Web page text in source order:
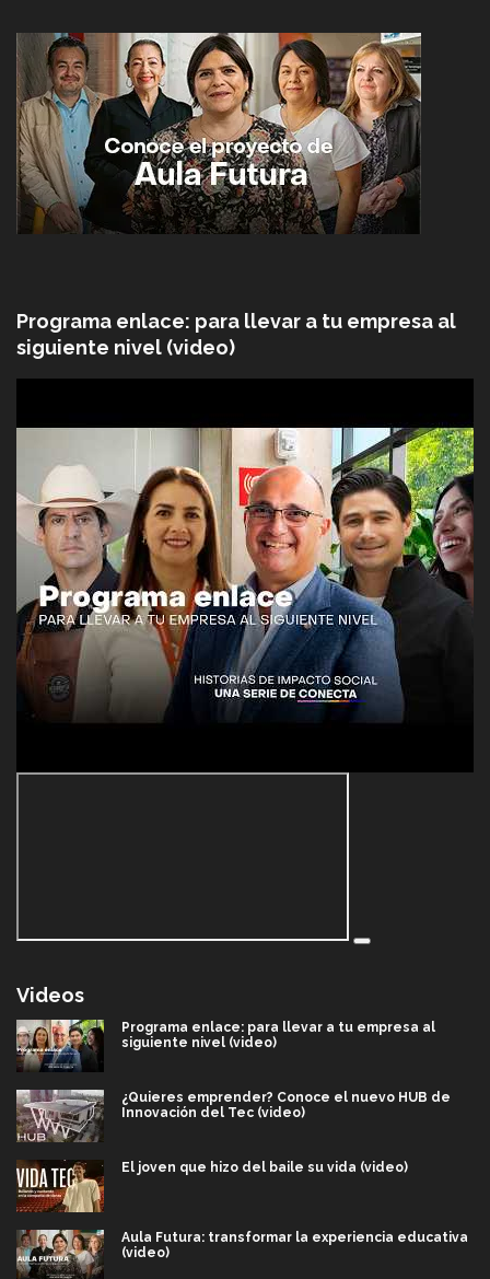
Programa enlace: para llevar a tu empresa al
siguiente nivel (video)
Videos
Programa enlace: para llevar a tu empresa al
siguiente nivel (video)
¿Quieres emprender? Conoce el nuevo HUB de
Innovación del Tec (video)
El joven que hizo del baile su vida (video)
Aula Futura: transformar la experiencia educativa
(video)